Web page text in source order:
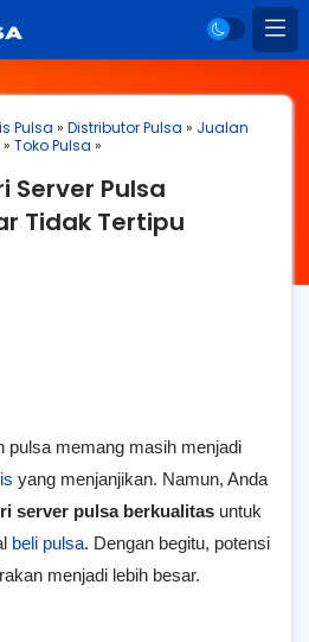
Pulsa » Distributor Pulsa » Jualan
» Toko Pulsa »
Server Pulsa
Tidak Tertipu
pulsa memang masih menjadi
yang menjanjikan. Namun, Anda
server pulsa berkualitas untuk
beli pulsa. Dengan begitu, potensi
menjadi lebih besar.